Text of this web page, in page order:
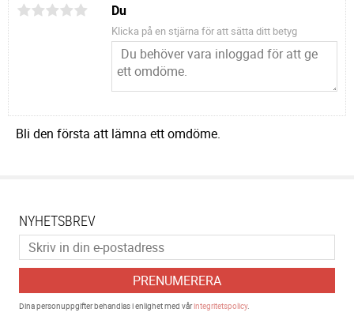
Du
Klicka på en stjärna för att sätta ditt betyg
Bli den första att lämna ett omdöme.
NYHETSBREV
PRENUMERERA
Dina personuppgifter behandlas i enlighet med vårintegritetspolicy.